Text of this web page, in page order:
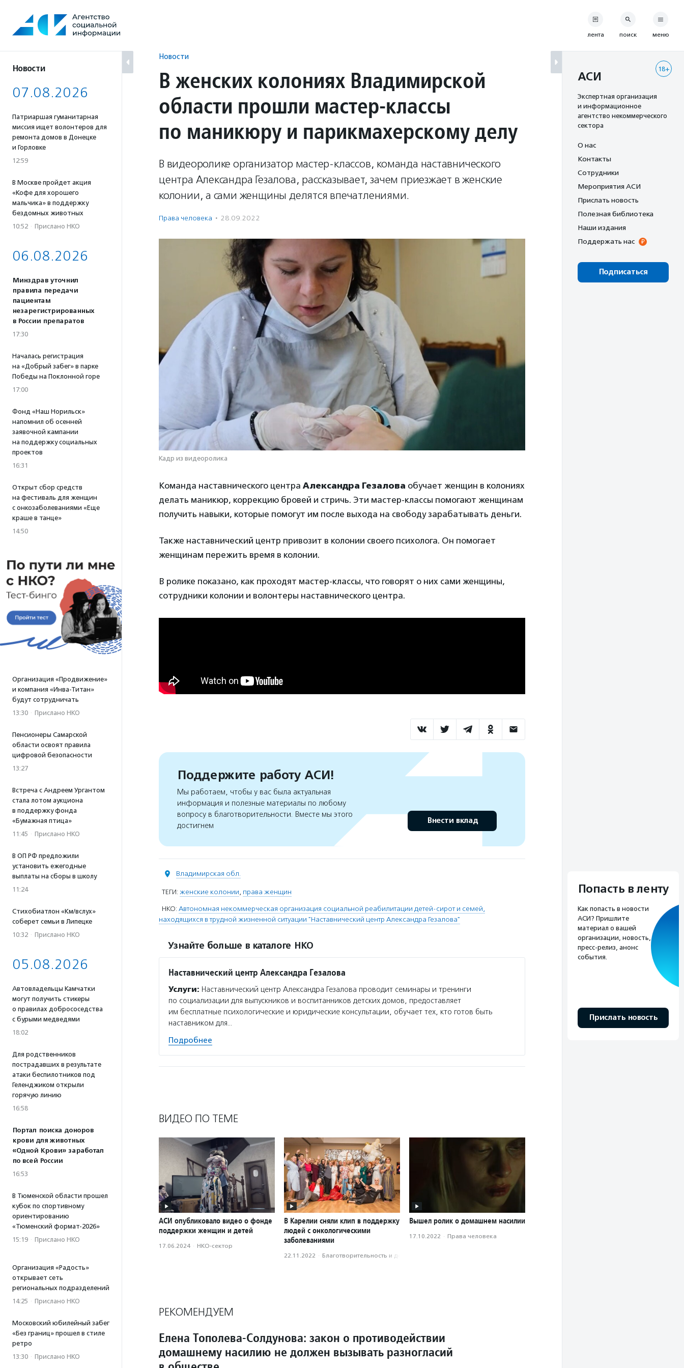
содержанию
Новости
07.08.2026
Патриаршая гуманитарная
миссия ищет волонтеров для
ремонта домов в Донецке
и Горловке
12:59
В Москве пройдет акция
«Кофе для хорошего
мальчика» в поддержку
бездомных животных
10:52 · Прислано НКО
06.08.2026
Минздрав уточнил
правила передачи
пациентам
незарегистрированных
в России препаратов
17:30
Началась регистрация
на «Добрый забег» в парке
Победы на Поклонной горе
17:00
Фонд «Наш Норильск»
напомнил об осенней
заявочной кампании
на поддержку социальных
проектов
16:31
Открыт сбор средств
на фестиваль для женщин
с онкозаболеваниями «Еще
краше в танце»
14:50
Организация «Продвижение»
и компания «Инва-Титан»
будут сотрудничать
13:30 · Прислано НКО
Пенсионеры Самарской
области освоят правила
цифровой безопасности
13:27
Встреча с Андреем Ургантом
стала лотом аукциона
в поддержку фонда
«Бумажная птица»
11:45 · Прислано НКО
В ОП РФ предложили
установить ежегодные
выплаты на сборы в школу
11:24
Стихобиатлон «Км/вслух»
соберет семьи в Липецке
10:32 · Прислано НКО
05.08.2026
Автовладельцы Камчатки
могут получить стикеры
о правилах добрососедства
с бурыми медведями
18:02
Для родственников
пострадавших в результате
атаки беспилотников под
Геленджиком открыли
горячую линию
16:58
Портал поиска доноров
крови для животных
«Одной Крови» заработал
по всей России
16:53
В Тюменской области прошел
кубок по спортивному
ориентированию
«Тюменский формат-2026»
15:19 · Прислано НКО
Организация «Радость»
открывает сеть
региональных подразделений
14:25 · Прислано НКО
Московский юбилейный забег
«Без границ» прошел в стиле
ретро
13:30 · Прислано НКО
Новости
В женских колониях Владимирской
области прошли мастер-классы
по маникюру и парикмахерскому делу
В видеоролике организатор мастер-классов, команда наставнического
центра Александра Гезалова, рассказывает, зачем приезжает в женские
колонии, а сами женщины делятся впечатлениями.
Права человека · 28.09.2022
Кадр из видеоролика
Команда наставнического центра Александра Гезалова обучает женщин в колониях
делать маникюр, коррекцию бровей и стричь. Эти мастер-классы помогают женщинам
получить навыки, которые помогут им после выхода на свободу зарабатывать деньги.
Также наставнический центр привозит в колонии своего психолога. Он помогает
женщинам пережить время в колонии.
В ролике показано, как проходят мастер-классы, что говорят о них сами женщины,
сотрудники колонии и волонтеры наставнического центра.
Поддержите работу АСИ!
Мы работаем, чтобы у вас была актуальная
информация и полезные материалы по любому
вопросу в благотворительности. Вместе мы этого
достигнем
Внести вклад
Владимирская обл.
ТЕГИ: женские колонии, права женщин
НКО: Автономная некоммерческая организация социальной реабилитации детей-сирот и семей,
находящихся в трудной жизненной ситуации "Наставнический центр Александра Гезалова"
Узнайте больше в каталоге НКО
Наставнический центр Александра Гезалова
Услуги: Наставнический центр Александра Гезалова проводит семинары и тренинги
по социализации для выпускников и воспитанников детских домов, предоставляет
им бесплатные психологические и юридические консультации, обучает тех, кто готов быть
наставником для…
Подробнее
ВИДЕО ПО ТЕМЕ
АСИ опубликовало видео о фонде
поддержки женщин и детей
17.06.2024 · НКО-сектор
В Карелии сняли клип в поддержку
людей с онкологическими
заболеваниями
22.11.2022 · Благотвори­тель­ность и доброволь­чест­во
Вышел ролик о домашнем насилии
17.10.2022 · Права человека
РЕКОМЕНДУЕМ
Елена Тополева-Солдунова: закон о противодействии
домашнему насилию не должен вызывать разногласий
лента поиск меню
18+
АСИ
Экспертная организация
и информационное
агентство некоммерческого
сектора
О нас
Контакты
Сотрудники
Мероприятия АСИ
Прислать новость
Полезная библиотека
Наши издания
Поддержать нас
Подписаться
Попасть в ленту
Как попасть в новости
АСИ? Пришлите
материал о вашей
организации, новость,
пресс-релиз, анонс
события.
Прислать новость